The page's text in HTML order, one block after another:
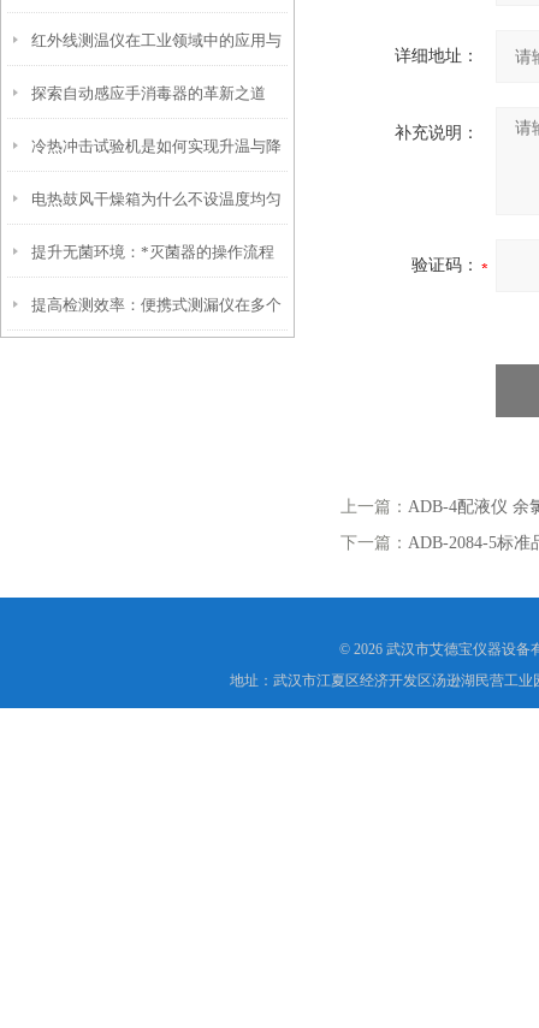
的关键工具
红外线测温仪在工业领域中的应用与
优势
探索自动感应手消毒器的革新之道
冷热冲击试验机是如何实现升温与降
温的过程？
电热鼓风干燥箱为什么不设温度均匀
度参数？
提升无菌环境：*灭菌器的操作流程
与安全性
提高检测效率：便携式测漏仪在多个
详细地址：
补充说明：
验证码：
上一篇： ADB-4配液仪 余
下一篇： ADB-2084-5标准
© 2026 武汉市艾德宝仪器设备
地址：武汉市江夏区经济开发区汤逊湖民营工业